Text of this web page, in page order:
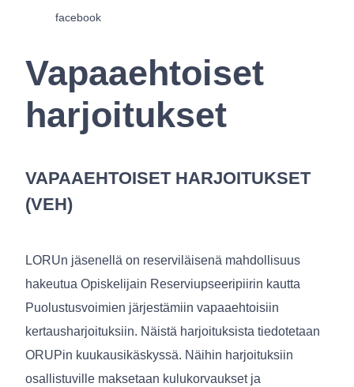
facebook
Vapaaehtoiset
harjoitukset
VAPAAEHTOISET HARJOITUKSET
(VEH)
LORUn jäsenellä on reserviläisenä mahdollisuus
hakeutua Opiskelijain Reserviupseeripiirin kautta
Puolustusvoimien järjestämiin vapaaehtoisiin
kertausharjoituksiin. Näistä harjoituksista tiedotetaan
ORUPin kuukausikäskyssä. Näihin harjoituksiin
osallistuville maksetaan kulukorvaukset ja